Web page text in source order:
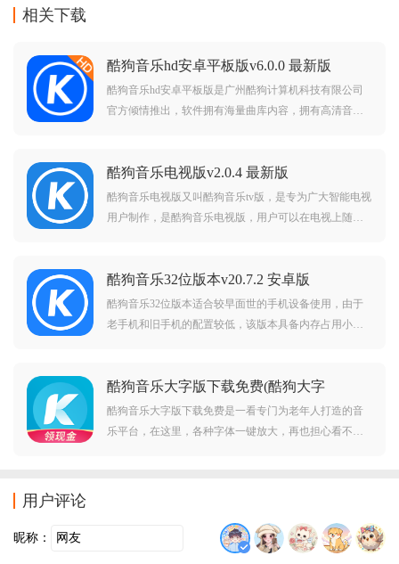
相关下载
酷狗音乐hd安卓平板版v6.0.0 最新版
酷狗音乐hd安卓平板版是广州酷狗计算机科技有限公司
官方倾情推出，软件拥有海量曲库内容，拥有高清音
酷狗音乐电视版v2.0.4 最新版
酷狗音乐电视版又叫酷狗音乐tv版，是专为广大智能电视
用户制作，是酷狗音乐电视版，用户可以在电视上随时
视听歌，就选酷狗音乐tv版。
酷狗音乐32位版本v20.7.2 安卓版
酷狗音乐32位版本适合较早面世的手机设备使用，由于
老手机和旧手机的配置较低，该版本具备内存占用小，
载安装体验吧。酷狗音乐64位版本下载，适合大部分手
机设备
酷狗音乐大字版下载免费(酷狗大字
版)v3.0.6 安卓版
酷狗音乐大字版下载免费是一看专门为老年人打造的音
乐平台，在这里，各种字体一键放大，再也担心看不清
用户评论
昵称：